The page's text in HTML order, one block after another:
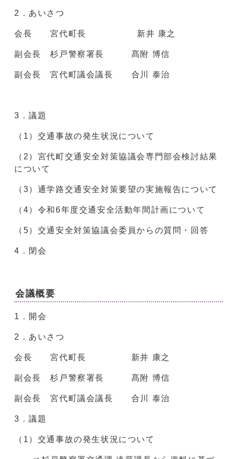
2．あいさつ
会長 宮代町長 新井 康之
副会長 杉戸警察署長 髙附 博信
副会長 宮代町議会議長 合川 泰治
3．議題
（1）交通事故の発生状況について
（2）宮代町交通安全対策協議会専門部会検討結果
について
（3）通学路交通安全対策要望の実施報告について
（4）令和6年度交通安全活動年間計画について
（5）交通安全対策協議会委員からの質問・回答
4．閉会
会議概要
1．開会
2．あいさつ
会長 宮代町長 新井 康之
副会長 杉戸警察署長 髙附 博信
副会長 宮代町議会議長 合川 泰治
3．議題
（1）交通事故の発生状況について